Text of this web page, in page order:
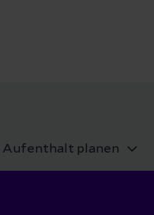
Aufenthalt planen